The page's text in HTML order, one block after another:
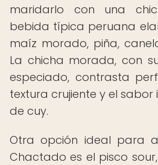
maridarlo con una
bebida típica peruana
maíz morado, piña,
La chicha morada, con
especiado, contrasta
textura crujiente y el
de cuy.
Otra opción ideal para
Chactado es el pisco